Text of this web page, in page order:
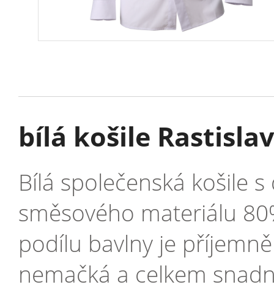
bílá košile
Bílá společenská košile
směsového materiálu
podílu bavlny je
nemačká a celkem